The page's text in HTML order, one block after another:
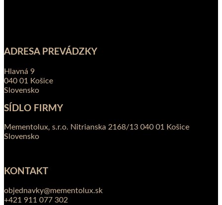
ADRESA PREVÁDZKY
Hlavná 9
040 01 Košice
Slovensko
SÍDLO FIRMY
Mementolux, s.r.o. Nitrianska 2168/13 040 01 Košice
Slovensko
KONTAKT
objednavky@mementolux.sk
+421 911 077 302